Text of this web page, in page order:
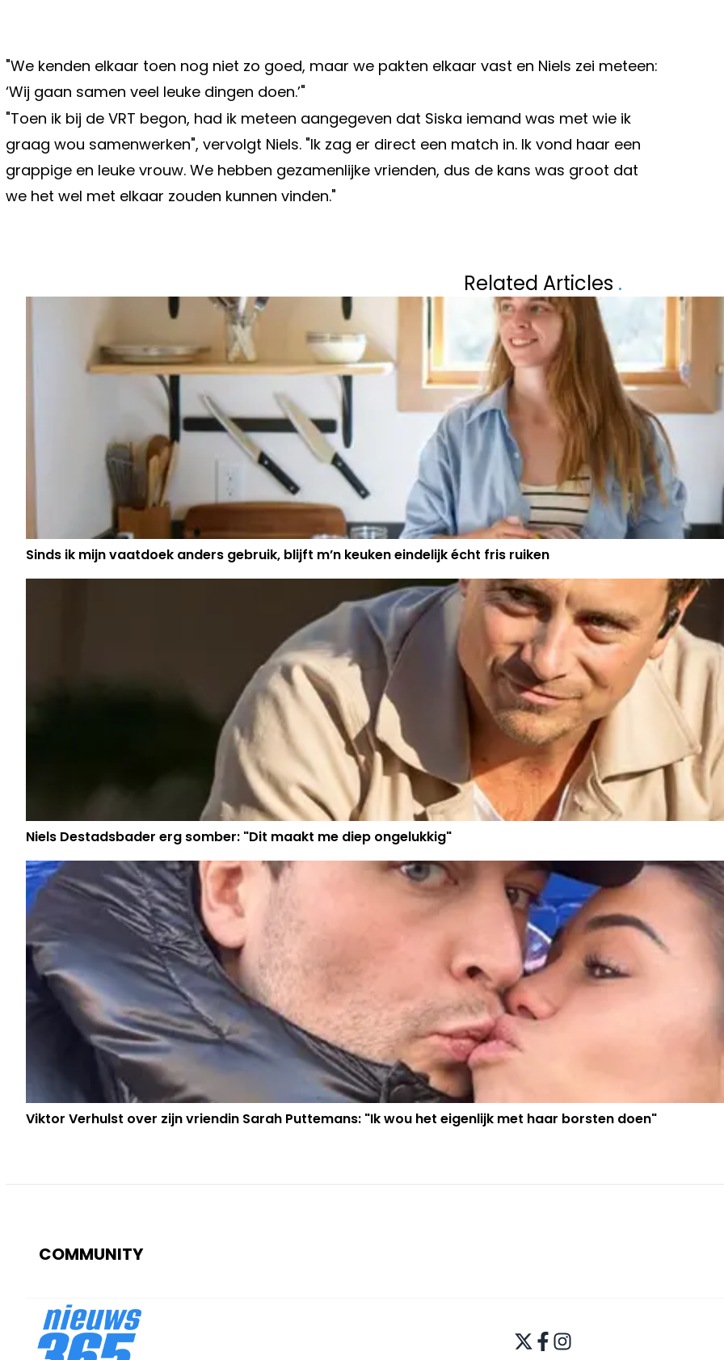
"We kenden elkaar toen nog niet zo goed, maar we pakten elkaar vast en Niels zei meteen:
‘Wij gaan samen veel leuke dingen doen.’"
"Toen ik bij de VRT begon, had ik meteen aangegeven dat Siska iemand was met wie ik
graag wou samenwerken", vervolgt Niels. "Ik zag er direct een match in. Ik vond haar een
grappige en leuke vrouw. We hebben gezamenlijke vrienden, dus de kans was groot dat
we het wel met elkaar zouden kunnen vinden."
"OMG!": JULIE
LEUK NIEUWS
Related Articles .
Sinds ik mijn vaatdoek anders gebruik, blijft m’n keuken eindelijk écht fris ruiken
Niels Destadsbader erg somber: "Dit maakt me diep ongelukkig"
Viktor Verhulst over zijn vriendin Sarah Puttemans: "Ik wou het eigenlijk met haar borsten doen"
COMMUNITY